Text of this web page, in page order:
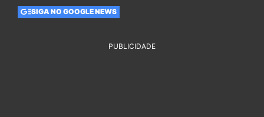
SIGA NO GOOGLE NEWS
PUBLICIDADE